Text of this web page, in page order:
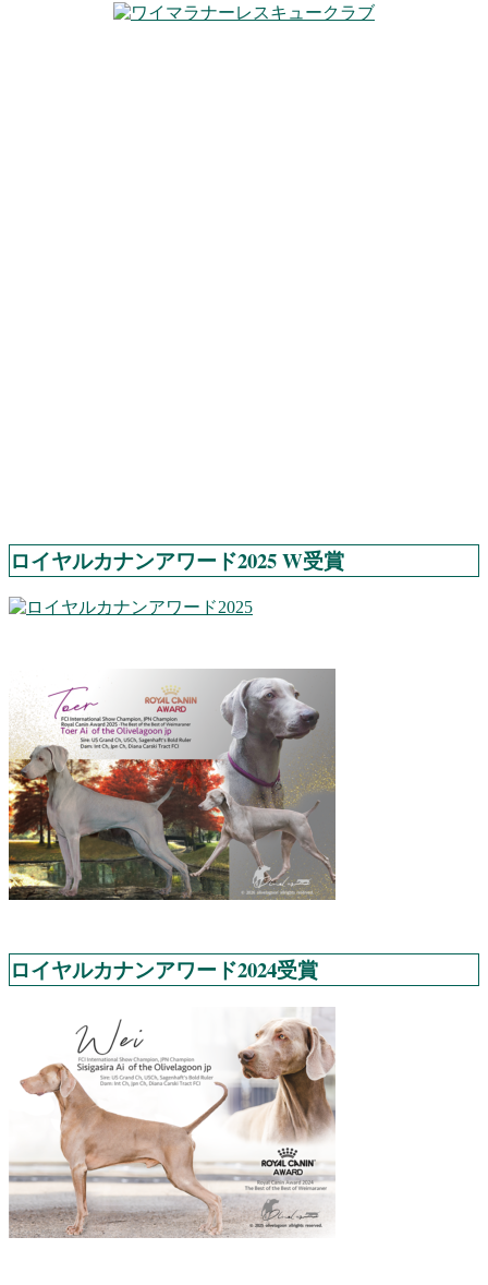
ロイヤルカナンアワード2025 W受賞
ロイヤルカナンアワード2024受賞